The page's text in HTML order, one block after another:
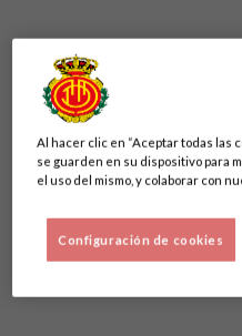
Martín Demichelis
su vinculación con el RCD
El técnico argentino, que
febrero, apuesta por el
compromete con la
temporadas.
Al hacer clic en “Aceptar todas las
se guarden en su dispositivo para
el uso del mismo, y colaborar con
Configuración de cookies